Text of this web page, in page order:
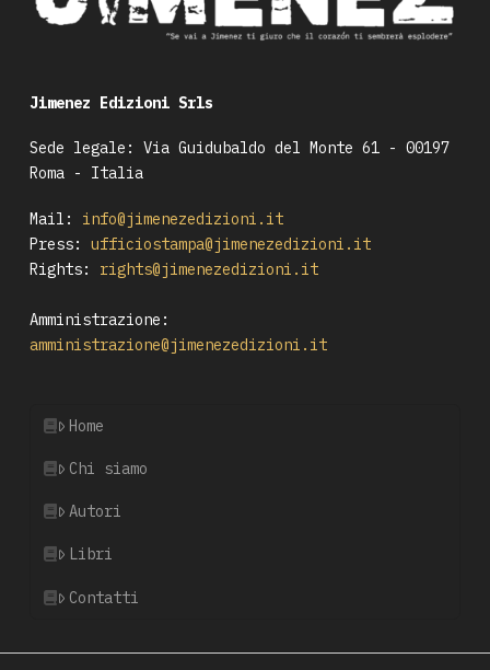
Jimenez Edizioni Srls
Sede legale: Via Guidubaldo del Monte 61 - 00197
Roma - Italia
Mail:
info@jimenezedizioni.it
Press:
ufficiostampa@jimenezedizioni.it
Rights:
rights@jimenezedizioni.it
Amministrazione:
amministrazione@jimenezedizioni.it
Home
Chi siamo
Autori
Libri
Contatti